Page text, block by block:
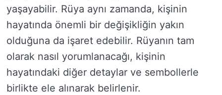
yaşayabilir. Rüya aynı zamanda, kişinin
hayatında önemli bir değişikliğin yakın
olduğuna da işaret edebilir. Rüyanın tam
olarak nasıl yorumlanacağı, kişinin
hayatındaki diğer detaylar ve sembollerle
birlikte ele alınarak belirlenir.